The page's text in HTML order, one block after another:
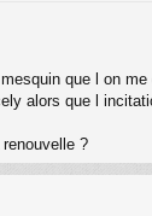
que l on
alors que l
?